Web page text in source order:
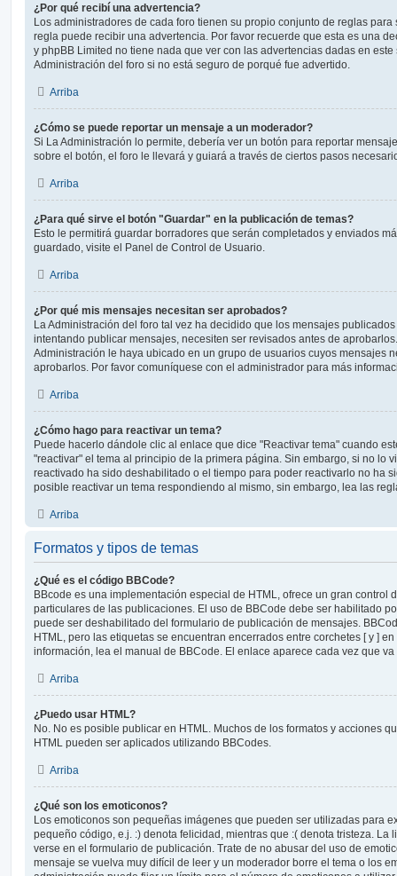
¿Por qué recibí una advertencia?
Los administradores de cada foro tienen su propio conjunto de reglas
regla puede recibir una advertencia. Por favor recuerde que esta es una
y phpBB Limited no tiene nada que ver con las advertencias dadas en
Administración del foro si no está seguro de porqué fue advertido.
Arriba
¿Cómo se puede reportar un mensaje a un moderador?
Si La Administración lo permite, debería ver un botón para reportar
sobre el botón, el foro le llevará y guiará a través de ciertos pasos
Arriba
¿Para qué sirve el botón "Guardar" en la publicación de temas?
Esto le permitirá guardar borradores que serán completados y enviados
guardado, visite el Panel de Control de Usuario.
Arriba
¿Por qué mis mensajes necesitan ser aprobados?
La Administración del foro tal vez ha decidido que los mensajes
intentando publicar mensajes, necesiten ser revisados antes de
Administración le haya ubicado en un grupo de usuarios cuyos mensajes
aprobarlos. Por favor comuníquese con el administrador para más
Arriba
¿Cómo hago para reactivar un tema?
Puede hacerlo dándole clic al enlace que dice "Reactivar tema" cuando
"reactivar" el tema al principio de la primera página. Sin embargo, si no lo
reactivado ha sido deshabilitado o el tiempo para poder reactivarlo no ha
posible reactivar un tema respondiendo al mismo, sin embargo, lea las
Arriba
Formatos y tipos de temas
¿Qué es el código BBCode?
BBcode es una implementación especial de HTML, ofrece un gran control
particulares de las publicaciones. El uso de BBCode debe ser habilitado
puede ser deshabilitado del formulario de publicación de mensajes.
HTML, pero las etiquetas se encuentran encerrados entre corchetes [ y ]
información, lea el manual de BBCode. El enlace aparece cada vez que
Arriba
¿Puedo usar HTML?
No. No es posible publicar en HTML. Muchos de los formatos y acciones
HTML pueden ser aplicados utilizando BBCodes.
Arriba
¿Qué son los emoticonos?
Los emoticonos son pequeñas imágenes que pueden ser utilizadas para
pequeño código, e.j. :) denota felicidad, mientras que :( denota tristeza. La
verse en el formulario de publicación. Trate de no abusar del uso de
mensaje se vuelva muy difícil de leer y un moderador borre el tema o los